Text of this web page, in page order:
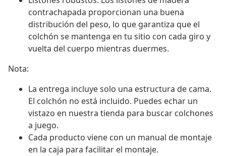
contrachapada proporcionan una buena
distribución del peso, lo que garantiza que el
colchón se mantenga en tu sitio con cada giro y
vuelta del cuerpo mientras duermes.
Nota:
La entrega incluye solo una estructura de cama.
El colchón no está incluido. Puedes echar un
vistazo en nuestra tienda para buscar colchones
a juego.
Cada producto viene con un manual de montaje
en la caja para facilitar el montaje.